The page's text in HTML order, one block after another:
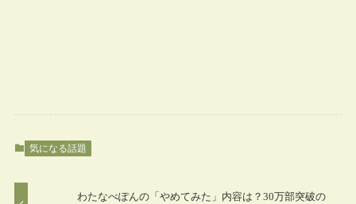
気になる話題
わたなべぽんの「やめてみた」内容は？30万部突破の